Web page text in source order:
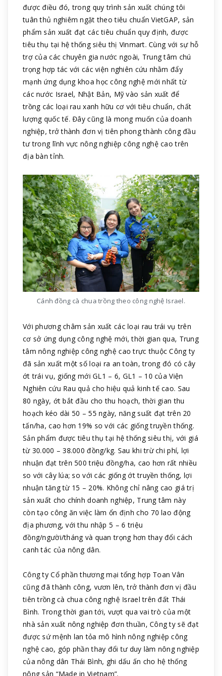
được điều đó, trong quy trình sản xuất chúng tôi
tuân thủ nghiêm ngặt theo tiêu chuẩn VietGAP, sản
phẩm sản xuất đạt các tiêu chuẩn quy định, được
tiêu thụ tại hệ thống siêu thị Vinmart. Cùng với sự hỗ
trợ của các chuyên gia nước ngoài, Trung tâm chú
trọng hợp tác với các viện nghiên cứu nhằm đẩy
mạnh ứng dụng khoa học công nghệ mới nhất từ
các nước Israel, Nhật Bản, Mỹ vào sản xuất để
trồng các loại rau xanh hữu cơ với tiêu chuẩn, chất
lượng quốc tế. Đây cũng là mong muốn của doanh
nghiệp, trở thành đơn vị tiên phong thành công đầu
tư trong lĩnh vực nông nghiệp công nghệ cao trên
địa bàn tỉnh.
Cánh đồng cà chua trồng theo công nghệ Israel.
Với phương châm sản xuất các loại rau trái vụ trên
cơ sở ứng dụng công nghệ mới, thời gian qua, Trung
tâm nông nghiệp công nghệ cao trực thuộc Công ty
đã sản xuất một số loại ra an toàn, trong đó có cây
ớt trái vụ, giống mới GL1 – 6, GL1 – 10 của Viện
Nghiên cứu Rau quả cho hiệu quả kinh tế cao. Sau
80 ngày, ớt bắt đầu cho thu hoạch, thời gian thu
hoạch kéo dài 50 – 55 ngày, năng suất đạt trên 20
tấn/ha, cao hơn 19% so với các giống truyền thống.
Sản phẩm được tiêu thụ tại hệ thống siêu thị, với giá
từ 30.000 – 38.000 đồng/kg. Sau khi trừ chi phí, lợi
nhuận đạt trên 500 triệu đồng/ha, cao hơn rất nhiều
so với cây lúa; so với các giống ớt truyền thống, lợi
nhuận tăng từ 15 – 20%. Không chỉ nâng cao giá trị
sản xuất cho chính doanh nghiệp, Trung tâm này
còn tạo công ăn việc làm ổn định cho 70 lao động
địa phương, với thu nhập 5 – 6 triệu
đồng/người/tháng và quan trọng hơn thay đổi cách
canh tác của nông dân.
Công ty Cổ phần thương mại tổng hợp Toan Vân
cũng đã thành công, vươn lên, trở thành đơn vị đầu
tiên trồng cà chua công nghệ Israel trên đất Thái
Bình. Trong thời gian tới, vượt qua vai trò của một
nhà sản xuất nông nghiệp đơn thuần, Công ty sẽ đạt
được sứ mệnh lan tỏa mô hình nông nghiệp công
nghệ cao, góp phần thay đổi tư duy làm nông nghiệp
của nông dân Thái Bình, ghi dấu ấn cho hệ thống
nông sản “Made in Vietnam”.